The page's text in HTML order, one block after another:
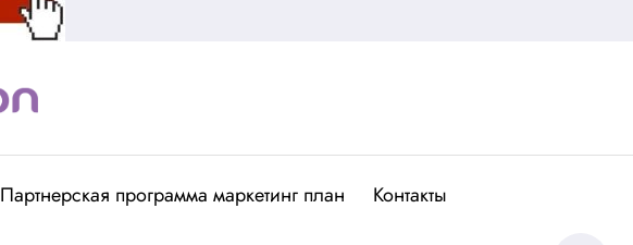
Партнерская программа маркетинг план Контакты